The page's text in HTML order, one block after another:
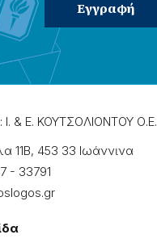
Ι. & Ε. ΚΟΥΤΣΟΛΙΟΝΤΟΥ Ο.Ε.
11Β, 453 33 Ιωάννɩνα
- 33791